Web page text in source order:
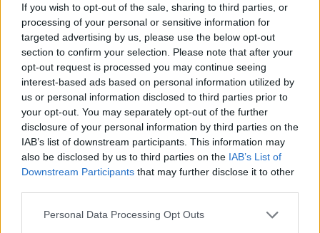
If you wish to opt-out of the sale, sharing to third parties, or
processing of your personal or sensitive information for
targeted advertising by us, please use the below opt-out
section to confirm your selection. Please note that after your
opt-out request is processed you may continue seeing
interest-based ads based on personal information utilized by
us or personal information disclosed to third parties prior to
your opt-out. You may separately opt-out of the further
disclosure of your personal information by third parties on the
IAB’s list of downstream participants. This information may
also be disclosed by us to third parties on the IAB’s List of
Downstream Participants that may further disclose it to other
Please note that this website/app uses one or more Google
Personal Data Processing Opt Outs
Κουραστήκατε ήδη από τον Μάιο; Ευτυχώς,
τα νέα είναι καλά για όσους ανυπομονούν να
ξεφύγουν σύντομα από τη ρουτίνα τους.
Κι αυτό γιατί μετράμε πλέον αντίστροφα για
το επόμενο τριήμερο ξεκούρασης το οποίο
έρχεται στο τέλος της τρέχουσας
εβδομάδας,με δεδομένο ότι φέτος η εορτή
τουΑγίου Πνεύματοςπέφτει τη Δευτέρα 1η
Ιουνίου.
ΔΙΑΒΑΣΤΕ ΕΠΙΣΗΣ